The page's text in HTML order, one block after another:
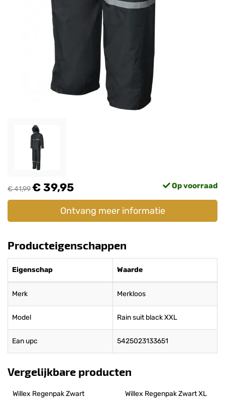
€ 41,99€ 39,95 Op voorraad
Ontvang meer informatie
Producteigenschappen
Eigenschap Waarde
Merk Merkloos
Model Rain suit black XXL
Ean upc 5425023133651
Vergelijkbare producten
Willex Regenpak Zwart Willex Regenpak Zwart XL